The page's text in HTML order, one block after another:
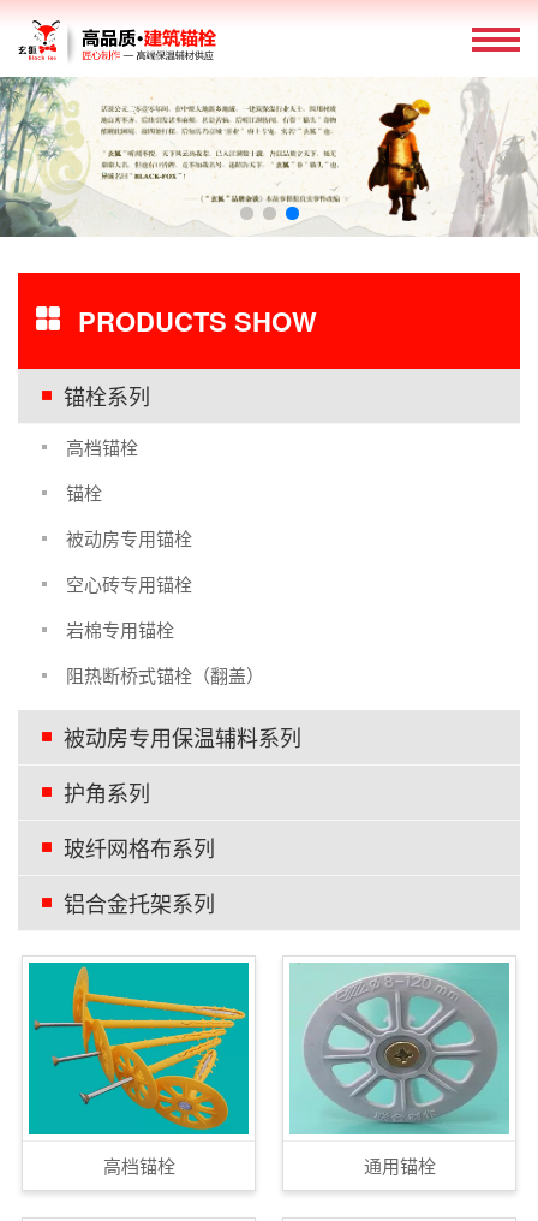
PRODUCTS SHOW
锚栓系列
高档锚栓
锚栓
被动房专用锚栓
空心砖专用锚栓
岩棉专用锚栓
阻热断桥式锚栓（翻盖）
被动房专用保温辅料系列
护角系列
玻纤网格布系列
铝合金托架系列
高档锚栓 通用锚栓